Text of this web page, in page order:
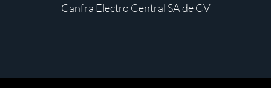
Canfra Electro Central SA de CV